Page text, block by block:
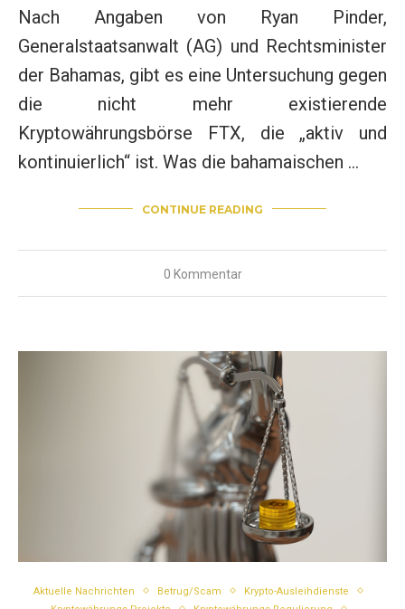
Nach Angaben von Ryan Pinder,
Generalstaatsanwalt (AG) und Rechtsminister
der Bahamas, gibt es eine Untersuchung gegen
die nicht mehr existierende
Kryptowährungsbörse FTX, die „aktiv und
kontinuierlich“ ist. Was die bahamaischen …
CONTINUE READING
0 Kommentar
Aktuelle Nachrichten Betrug/Scam
Krypto-Ausleihdienste